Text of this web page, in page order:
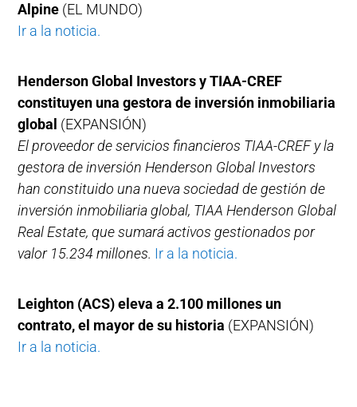
Alpine (EL MUNDO)
Ir a la noticia.
Henderson Global Investors y TIAA-CREF
constituyen una gestora de inversión inmobiliaria
global (EXPANSIÓN)
El proveedor de servicios financieros TIAA-CREF y la
gestora de inversión Henderson Global Investors
han constituido una nueva sociedad de gestión de
inversión inmobiliaria global, TIAA Henderson Global
Real Estate, que sumará activos gestionados por
valor 15.234 millones. Ir a la noticia.
Leighton (ACS) eleva a 2.100 millones un
contrato, el mayor de su historia (EXPANSIÓN)
Ir a la noticia.